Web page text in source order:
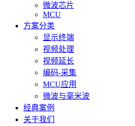
微波芯片
MCU
方案分类
显示终端
视频处理
视频延长
编码-采集
MCU应用
微波与毫米波
经典案例
关于我们